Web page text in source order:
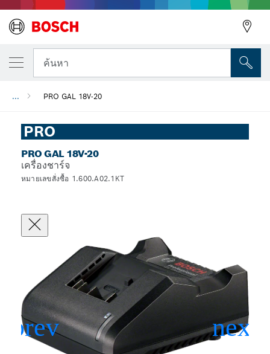
ค้นหา
... PRO GAL 18V-20
PRO
PRO GAL 18V-20
เครื่องชาร์จ
หมายเลขสั่งซื้อ 1.600.A02.1KT